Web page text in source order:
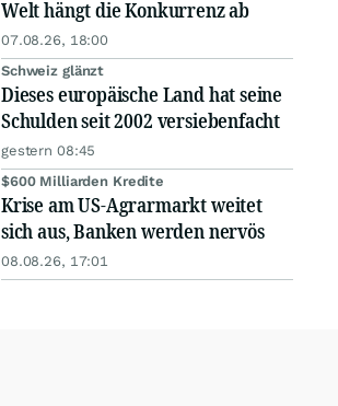
Welt hängt die Konkurrenz ab
07.08.26, 18:00
Schweiz glänzt
Dieses europäische Land hat seine
Schulden seit 2002 versiebenfacht
gestern 08:45
$600 Milliarden Kredite
Krise am US-Agrarmarkt weitet
sich aus, Banken werden nervös
08.08.26, 17:01